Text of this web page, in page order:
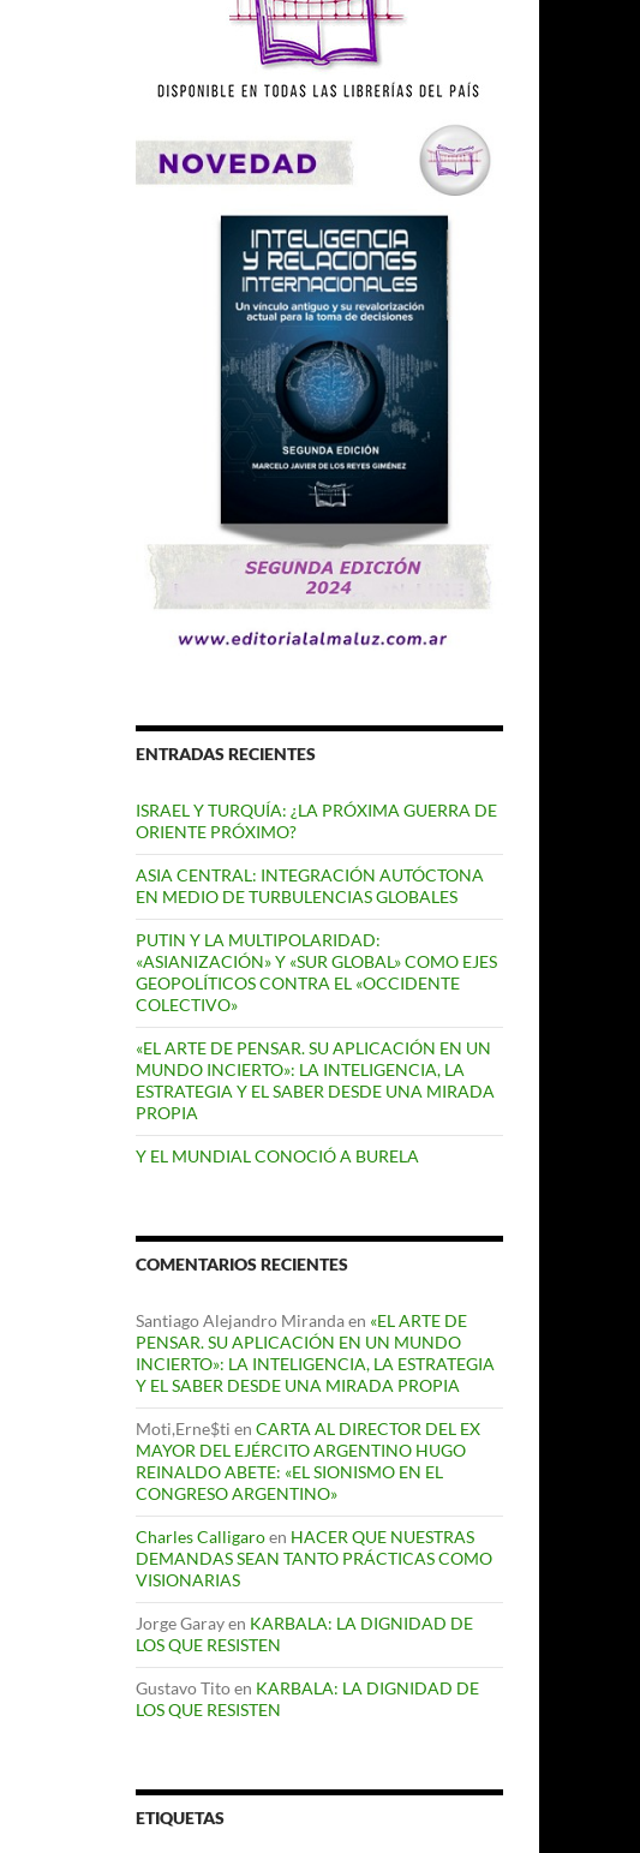
ENTRADAS RECIENTES
ISRAEL Y TURQUÍA: ¿LA PRÓXIMA GUERRA DE
ORIENTE PRÓXIMO?
ASIA CENTRAL: INTEGRACIÓN AUTÓCTONA
EN MEDIO DE TURBULENCIAS GLOBALES
PUTIN Y LA MULTIPOLARIDAD:
«ASIANIZACIÓN» Y «SUR GLOBAL» COMO EJES
GEOPOLÍTICOS CONTRA EL «OCCIDENTE
COLECTIVO»
«EL ARTE DE PENSAR. SU APLICACIÓN EN UN
MUNDO INCIERTO»: LA INTELIGENCIA, LA
ESTRATEGIA Y EL SABER DESDE UNA MIRADA
PROPIA
Y EL MUNDIAL CONOCIÓ A BURELA
COMENTARIOS RECIENTES
Santiago Alejandro Mirandaen «EL ARTE DE
PENSAR. SU APLICACIÓN EN UN MUNDO
INCIERTO»: LA INTELIGENCIA, LA ESTRATEGIA
Y EL SABER DESDE UNA MIRADA PROPIA
Moti,Erne$ti en CARTA AL DIRECTOR DEL EX
MAYOR DEL EJÉRCITO ARGENTINO HUGO
REINALDO ABETE: «EL SIONISMO EN EL
CONGRESO ARGENTINO»
Charles Calligaroen HACER QUE NUESTRAS
DEMANDAS SEAN TANTO PRÁCTICAS COMO
VISIONARIAS
Jorge Garayen KARBALA: LA DIGNIDAD DE
LOS QUE RESISTEN
Gustavo Titoen KARBALA: LA DIGNIDAD DE
LOS QUE RESISTEN
ETIQUETAS